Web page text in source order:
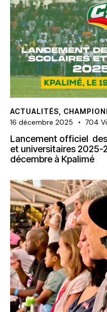
ACTUALITÉS
16 décembre 2025 704
Lancement officiel
et universitaires 2025-
décembre à Kpalimé